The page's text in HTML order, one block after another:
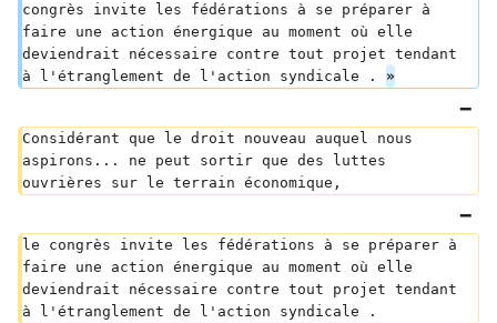
congrès invite les fédérations à se préparer à
faire une action énergique au moment où elle
deviendrait nécessaire contre tout projet tendant
à l'étranglement de l'action syndicale . »
Considérant que le droit nouveau auquel nous
aspirons... ne peut sortir que des luttes
ouvrières sur le terrain économique,
le congrès invite les fédérations à se préparer à
faire une action énergique au moment où elle
deviendrait nécessaire contre tout projet tendant
à l'étranglement de l'action syndicale .